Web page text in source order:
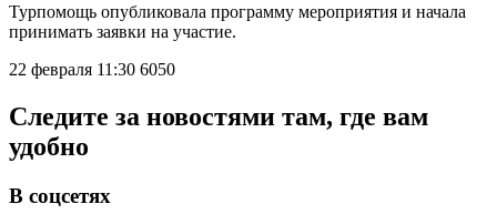
Турпомощь опубликовала программу мероприятия и начала
принимать заявки на участие.
22 февраля 11:30 6050
Следите за новостями там, где вам
удобно
В соцсетях